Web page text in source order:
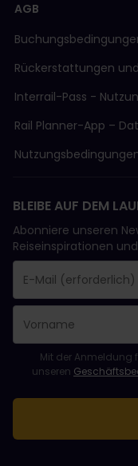
AGB
Rückerstattungen
Interrail-Pass -
Rail Planner-App –
BLEIBE AUF DEM
Abonniere unseren
Reiseinspirationen
Sie haben sich
Das Feld „E-Mail-
Diese E-Mail-
Beim Abonnieren
Du hast diesen
Bitte stimme den
Mit der Anmeldung
unseren